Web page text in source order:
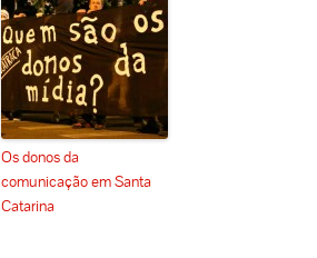
Os donos da
comunicação em Santa
Catarina